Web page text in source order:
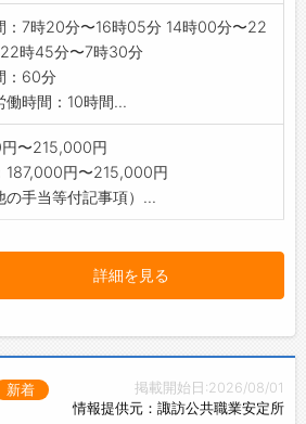
：7時20分〜16時05分 14時00分〜22
時45分〜7時30分
：60分
働時間：10時間...
〜215,000円
187,000円〜215,000円
の手当等付記事項）...
詳細を見る
掲載開始日:2026/08/01
情報提供元：諏訪公共職業安定所
新着